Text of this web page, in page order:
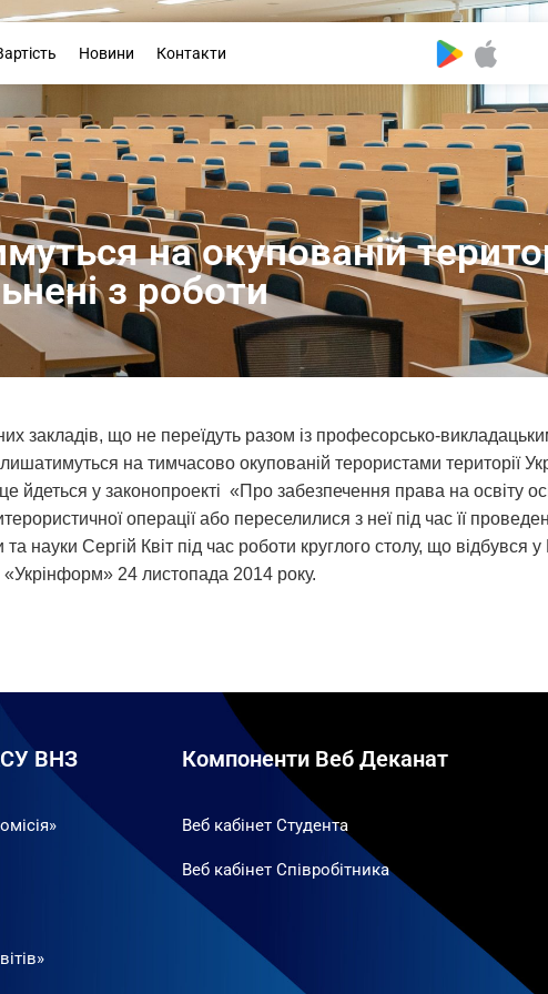
Новини Контакти
на окупованій
з роботи
закладів, що не переїдуть разом із професорсько-
на тимчасово окупованій терористами території
йдеться у законопроекті «Про забезпечення права на освіту
операції або переселилися з неї під час її
та науки Сергій Квіт під час роботи круглого столу, що відбувся
«Укрінформ» 24 листопада 2014 року.
ВНЗ Компоненти Веб Деканат
Веб кабінет Студента
Веб кабінет Співробітника